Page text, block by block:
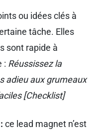
ou idées clés à
tâche. Elles
sont rapide à
: Réussissez la
adieu aux grumeaux
[Checklist]
ce lead magnet n’est